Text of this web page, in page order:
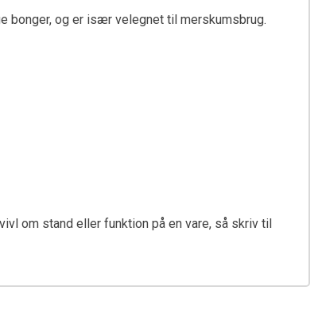
bonger, og er især velegnet til merskumsbrug.
om stand eller funktion på en vare, så skriv til